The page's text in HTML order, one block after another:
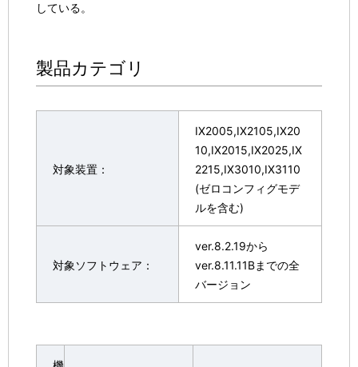
している。
製品カテゴリ
対象装置：
IX2005,IX2105,IX20
10,IX2015,IX2025,IX
2215,IX3010,IX3110
(ゼロコンフィグモデ
ルを含む)
対象ソフトウェア：
ver.8.2.19から
ver.8.11.11Bまでの全
バージョン